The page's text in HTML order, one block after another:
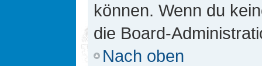
können. Wenn du
die Board-
Nach oben